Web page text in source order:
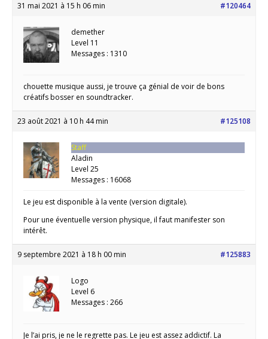
31 mai 2021 à 15 h 06 min #120464
demether
Level 11
Messages : 1310
chouette musique aussi, je trouve ça génial de voir de bons
créatifs bosser en soundtracker.
23 août 2021 à 10 h 44 min #125108
Staff
Aladin
Level 25
Messages : 16068
Le jeu est disponible à la vente (version digitale).
Pour une éventuelle version physique, il faut manifester son
intérêt.
9 septembre 2021 à 18 h 00 min #125883
Logo
Level 6
Messages : 266
Je l’ai pris, je ne le regrette pas. Le jeu est assez addictif. La